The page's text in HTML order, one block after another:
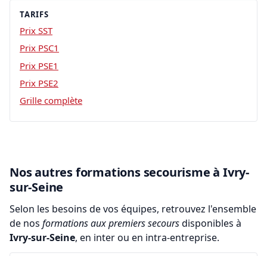
TARIFS
Prix SST
Prix PSC1
Prix PSE1
Prix PSE2
Grille complète
Nos autres formations secourisme à Ivry-
sur-Seine
Selon les besoins de vos équipes, retrouvez l'ensemble
de nos formations aux premiers secoursdisponibles à
Ivry-sur-Seine, en inter ou en intra-entreprise.